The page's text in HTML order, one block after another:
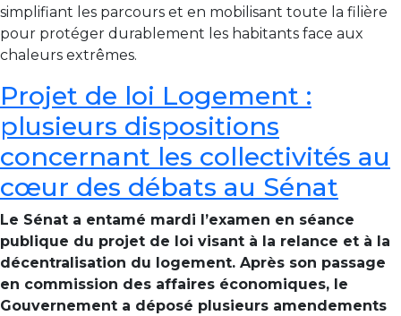
simplifiant les parcours et en mobilisant toute la filière
pour protéger durablement les habitants face aux
chaleurs extrêmes.
Projet de loi Logement :
plusieurs dispositions
concernant les collectivités au
cœur des débats au Sénat
Le Sénat a entamé mardi l’examen en séance
publique du projet de loi visant à la relance et à la
décentralisation du logement. Après son passage
en commission des affaires économiques, le
Gouvernement a déposé plusieurs amendements